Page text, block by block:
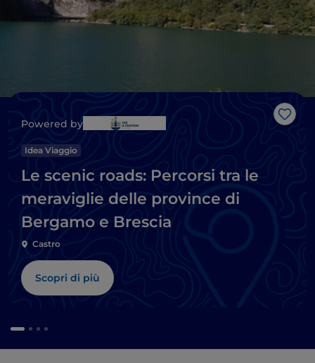
Like
Powered by
Idea Viaggio
Le scenic roads: Percorsi tra le
meraviglie delle province di
Bergamo e Brescia
Castro
Scopri di più